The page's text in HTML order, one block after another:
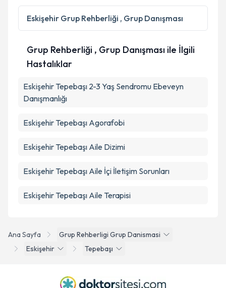
kapsamda işlenmesini kabul ediyorum.
Ana Sayfa
Grup Rehberligi Grup Danismasi
Eskişehir
Tepebaşı
Eskişehir Grup Rehberliği , Grup Danışması
Grup Rehberliği , Grup Danışması ile İlgili
Hastalıklar
Eskişehir Tepebaşı 2-3 Yaş Sendromu Ebeveyn
Danışmanlığı
Eskişehir Tepebaşı Agorafobi
Eskişehir Tepebaşı Aile Dizimi
Eskişehir Tepebaşı Aile İçi İletişim Sorunları
Eskişehir Tepebaşı Aile Terapisi